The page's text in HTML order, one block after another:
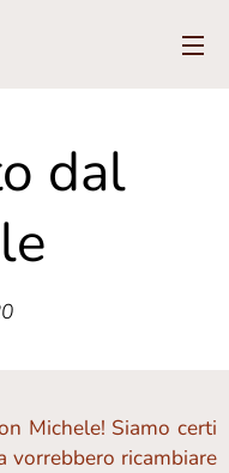
dal
Michele! Siamo certi
vorrebbero ricambiare